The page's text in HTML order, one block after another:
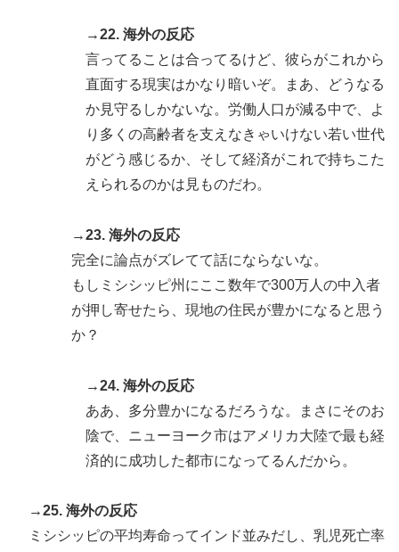
→22. 海外の反応
言ってることは合ってるけど、彼らがこれから
直面する現実はかなり暗いぞ。まあ、どうなる
か見守るしかないな。労働人口が減る中で、よ
り多くの高齢者を支えなきゃいけない若い世代
がどう感じるか、そして経済がこれで持ちこた
えられるのかは見ものだわ。
→23. 海外の反応
完全に論点がズレてて話にならないな。
もしミシシッピ州にここ数年で300万人の中入者
が押し寄せたら、現地の住民が豊かになると思う
か？
→24. 海外の反応
ああ、多分豊かになるだろうな。まさにそのお
陰で、ニューヨーク市はアメリカ大陸で最も経
済的に成功した都市になってるんだから。
→25. 海外の反応
ミシシッピの平均寿命ってインド並みだし、乳児死亡率